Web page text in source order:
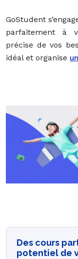
GoStudent
parfaitement à
précise de vos
idéal et organise
Des cours
potentiel de